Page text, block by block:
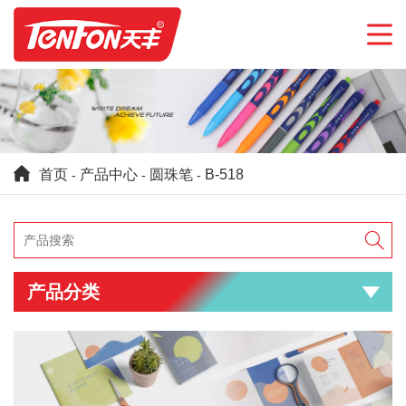
首页 - 产品中心 - 圆珠笔 - B-518

产品分类 